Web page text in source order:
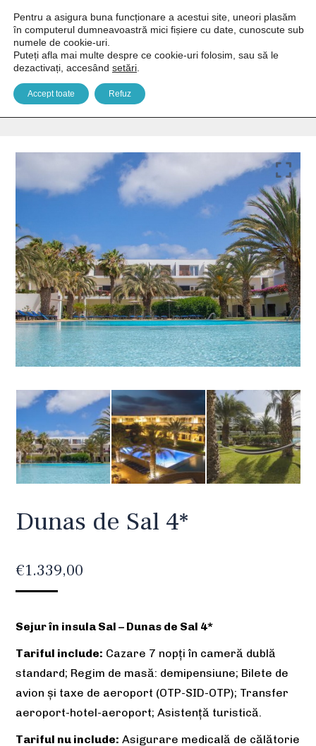
Dunas de Sal 4*
Dunas de Sal 4*
€1.339,00
Sejur în insula Sal – Dunas de Sal 4*
Tariful include: Cazare 7 nopți în cameră dublă
standard; Regim de masă: demipensiune; Bilete de
avion și taxe de aeroport (OTP-SID-OTP); Transfer
aeroport-hotel-aeroport; Asistență turistică.
Tariful nu include: Asigurare medicală de călătorie
Pentru a asigura buna funcționare a acestui site, uneori plasăm
în computerul dumneavoastră mici fișiere cu date, cunoscute sub
numele de cookie-uri.
Puteți afla mai multe despre ce cookie-uri folosim, sau să le
dezactivați, accesând setări
Accept toate Refuz